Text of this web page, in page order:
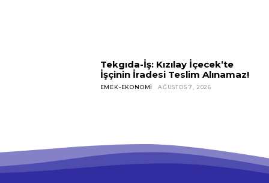
Tekgıda-İş: Kızılay İçecek’te
İşçinin İradesi Teslim Alınamaz!
EMEK-EKONOMI AĞUSTOS 7, 2026